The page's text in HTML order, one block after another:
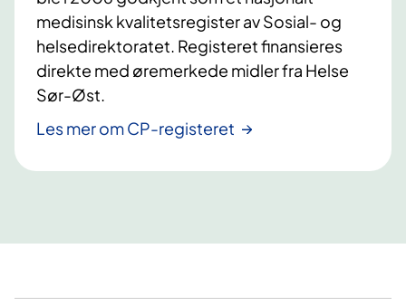
medisinsk kvalitetsregister av Sosial- og
helsedirektoratet. Registeret finansieres
direkte med øremerkede midler fra Helse
Sør-Øst.
Les mer om CP-registeret